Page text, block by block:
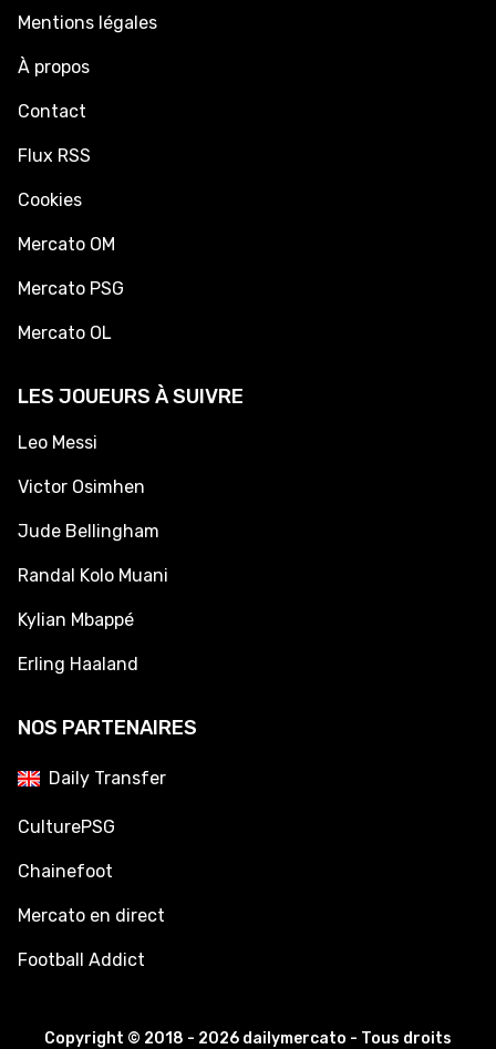
Mentions légales
À propos
Contact
Flux RSS
Cookies
Mercato OM
Mercato PSG
Mercato OL
LES JOUEURS À SUIVRE
Leo Messi
Victor Osimhen
Jude Bellingham
Randal Kolo Muani
Kylian Mbappé
Erling Haaland
NOS PARTENAIRES
Daily Transfer
CulturePSG
Chainefoot
Mercato en direct
Football Addict
Copyright © 2018 - 2026 dailymercato - Tous droits